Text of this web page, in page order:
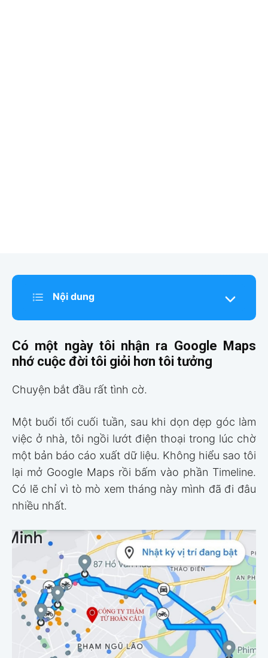
Nội dung
Có một ngày tôi nhận ra Google Maps
nhớ cuộc đời tôi giỏi hơn tôi tưởng
Chuyện bắt đầu rất tình cờ.
Một buổi tối cuối tuần, sau khi dọn dẹp góc làm
việc ở nhà, tôi ngồi lướt điện thoại trong lúc chờ
một bản báo cáo xuất dữ liệu. Không hiểu sao tôi
lại mở Google Maps rồi bấm vào phần Timeline.
Có lẽ chỉ vì tò mò xem tháng này mình đã đi đâu
nhiều nhất.